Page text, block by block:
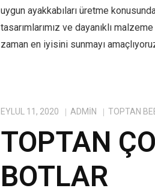
uygun ayakkabıları üretme
tasarımlarımız ve dayanıklı
zaman en iyisini sunmayı
EYLÜL 11, 2020 ADMIN TOPTAN
TOPTAN
BOTLAR